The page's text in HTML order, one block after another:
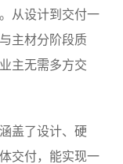
从设计到交付一
主材分阶段质
主无需多方交
盖了设计、硬
交付，能实现一